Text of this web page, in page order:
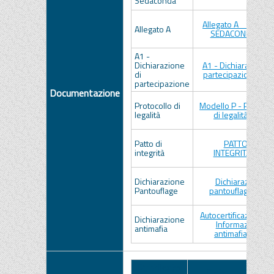
Documentazione
Allegato A Allegato A_
SEDACONDA.pdf
A1 -
Dichiarazione
di
partecipazione
A1 - Dichiarazione
Protocollo di
legalità
Modello P -
di legalità.docx
Patto di
integrità
PATTO DI
INTEGRITA'.PDF
Dichiarazione
Pantouflage
Dichiarazione
pantouflage.docx
Dichiarazione
antimafia
Autocertificazione
Informazione
antimafia.docx